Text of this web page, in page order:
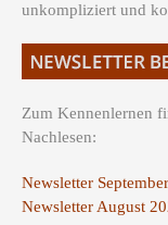
unkompliziert und
Zum Kennenlernen
Nachlesen:
Newsletter
Newsletter August